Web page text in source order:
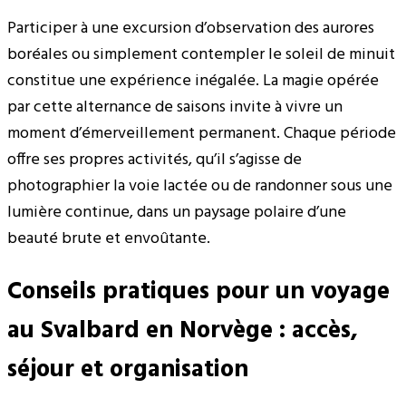
Participer à une excursion d’observation des aurores
boréales ou simplement contempler le soleil de minuit
constitue une expérience inégalée. La magie opérée
par cette alternance de saisons invite à vivre un
moment d’émerveillement permanent. Chaque période
offre ses propres activités, qu’il s’agisse de
photographier la voie lactée ou de randonner sous une
lumière continue, dans un paysage polaire d’une
beauté brute et envoûtante.
Conseils pratiques pour un voyage
au Svalbard en Norvège : accès,
séjour et organisation